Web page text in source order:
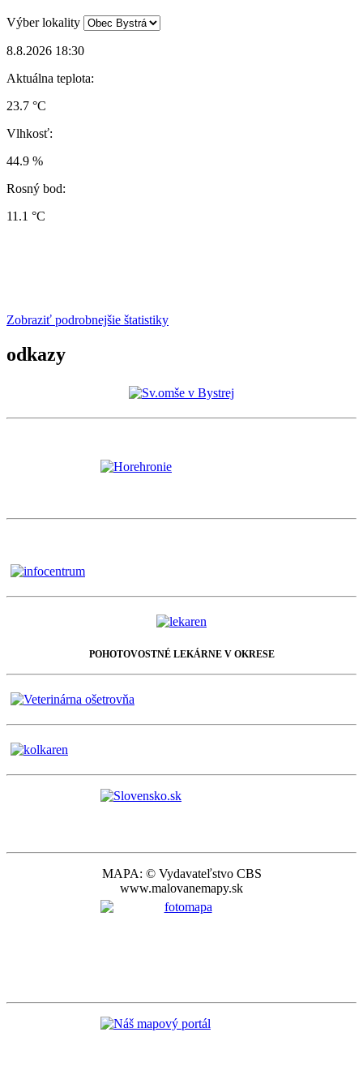
Výber lokality
8.8.2026 18:30
Aktuálna teplota:
23.7 °C
Vlhkosť:
44.9 %
Rosný bod:
11.1 °C
Zobraziť podrobnejšie štatistiky
odkazy
POHOTOVOSTNÉ LEKÁRNE V OKRESE
MAPA: © Vydavateľstvo CBS
www.malovanemapy.sk